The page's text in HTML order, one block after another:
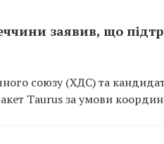
заявив, що
союзу (ХДС) та
Taurus за умови